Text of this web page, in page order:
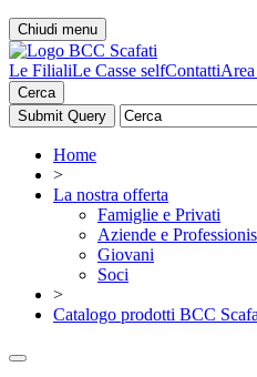
Chiudi menu
Le FilialiLe Casse selfContatti
Cerca
Home
>
La nostra offerta
Famiglie e Privati
Aziende e
Giovani
Soci
>
Catalogo prodotti BCC